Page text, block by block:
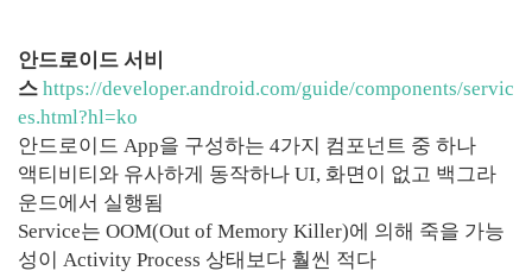
안드로이드 서비
스 https://developer.android.com/guide/components/servic
es.html?hl=ko
안드로이드 App을 구성하는 4가지 컴포넌트 중 하나
액티비티와 유사하게 동작하나 UI, 화면이 없고 백그라
운드에서 실행됨
Service는 OOM(Out of Memory Killer)에 의해 죽을 가능
성이 Activity Process 상태보다 훨씬 적다